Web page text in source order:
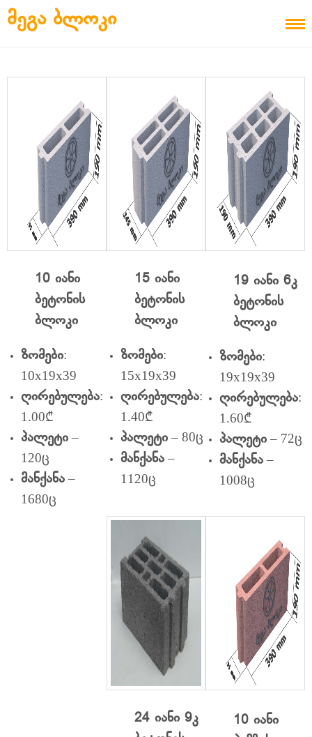
Skip to content
ᲛᲔᲒᲐ ᲑᲚᲝᲙᲘ
10 იანი
ბეტონის
ბლოკი
ზომები:
10x19x39
ღირებულება:
1.00₾
პალეტი –
120ც
მანქანა –
1680ც
15 იანი
ბეტონის
ბლოკი
ზომები:
15x19x39
ღირებულება:
1.40₾
პალეტი– 80ც
მანქანა–
1120ც
19 იანი 6კ
ბეტონის
ბლოკი
ზომები:
19x19x39
ღირებულება:
1.60₾
პალეტი – 72ც
მანქანა –
1008ც
24 იანი 9კ
10 იანი